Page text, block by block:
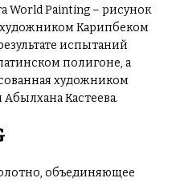
World Painting – рисунок
Карипбеком
испытаний
полигоне, а
художником
Кастеева.
объединяющее